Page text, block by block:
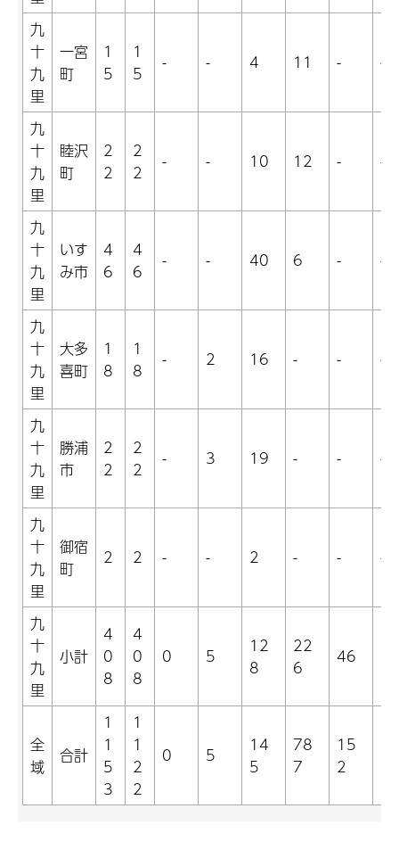
九
十
九
里
一宮
町
1
5
1
5
- - 4 11 - -
九
十
九
里
睦沢
町
2
2
2
2
- - 10 12 - -
九
十
九
里
いす
み市
4
6
4
6
- - 40 6 - -
九
十
九
里
大多
喜町
1
8
1
8
- 2 16 - - -
九
十
九
里
勝浦
市
2
2
2
2
- 3 19 - - -
九
十
九
里
御宿
町
2 2 - - 2 - - -
九
十
九
里
小計
4
0
8
4
0
8
0 5
12
8
22
6
46
全
域
合計
1
1
5
3
1
1
2
2
0 5
14
5
78
7
15
2